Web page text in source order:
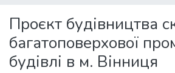
Проєкт будівництва
багатоповерхової
будівлі в м. Вінниця